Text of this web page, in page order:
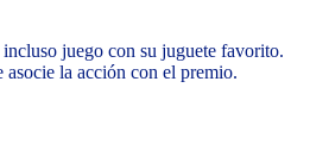
juego con su juguete favorito.
asocie la acción con el premio.